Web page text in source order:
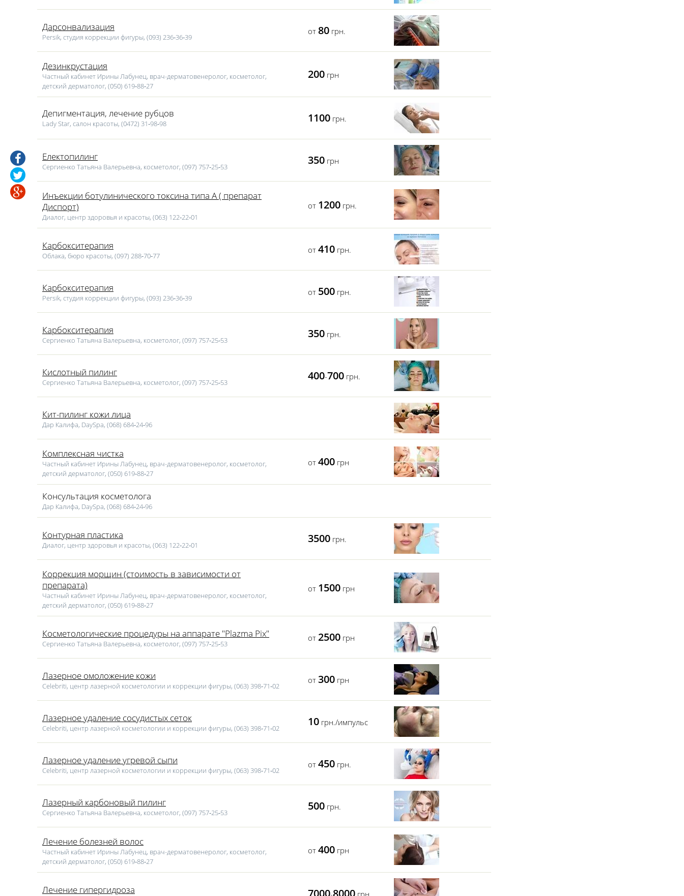
Дарсонвализация
Persik, студия коррекции фигуры, (093) 236‑36‑39
от 80 грн.
Дезинкрустация
Частный кабинет Ирины Лабунец, врач-дерматовенеролог, косметолог,
детский дерматолог, (050) 619‑88‑27
200 грн
Депигментация, лечение рубцов
Lаdy Star, салон красоты, (0472) 31‑98‑98 1100 грн.
Електопилинг
Сергиенко Татьяна Валерьевна, косметолог, (097) 757‑25‑53 350 грн
Инъекции ботулинического токсина типа А ( препарат
Диспорт)
Диалог, центр здоровья и красоты, (063) 122‑22‑01
от 1200 грн.
Карбокситерапия
Облака, бюро красоты, (097) 288‑70‑77
от 410 грн.
Карбокситерапия
Persik, студия коррекции фигуры, (093) 236‑36‑39
от 500 грн.
Карбокситерапия
Сергиенко Татьяна Валерьевна, косметолог, (097) 757‑25‑53 350 грн.
Кислотный пилинг
Сергиенко Татьяна Валерьевна, косметолог, (097) 757‑25‑53 400-700 грн.
Кит-пилинг кожи лица
Дар Калифа, DaySpa, (068) 684‑24‑96
Комплексная чистка
Частный кабинет Ирины Лабунец, врач-дерматовенеролог, косметолог,
детский дерматолог, (050) 619‑88‑27
от 400 грн
Консультация косметолога
Дар Калифа, DaySpa, (068) 684‑24‑96
Контурная пластика
Диалог, центр здоровья и красоты, (063) 122‑22‑01 3500 грн.
Коррекция морщин (стоимость в зависимости от
препарата)
Частный кабинет Ирины Лабунец, врач-дерматовенеролог, косметолог,
детский дерматолог, (050) 619‑88‑27
от 1500 грн
Косметологические процедуры на аппарате "Plazma Pix"
Сергиенко Татьяна Валерьевна, косметолог, (097) 757‑25‑53
от 2500 грн
Лазерное омоложение кожи
Celebriti, центр лазерной косметологии и коррекции фигуры, (063) 398‑71‑02
от 300 грн
Лазерное удаление сосудистых сеток
Celebriti, центр лазерной косметологии и коррекции фигуры, (063) 398‑71‑02 10 грн./импульс
Лазерное удаление угревой сыпи
Celebriti, центр лазерной косметологии и коррекции фигуры, (063) 398‑71‑02
от 450 грн.
Лазерный карбоновый пилинг
Сергиенко Татьяна Валерьевна, косметолог, (097) 757‑25‑53 500 грн.
Лечение болезней волос
Частный кабинет Ирины Лабунец, врач-дерматовенеролог, косметолог,
детский дерматолог, (050) 619‑88‑27
от 400 грн
Лечение гипергидроза 7000-8000 грн.